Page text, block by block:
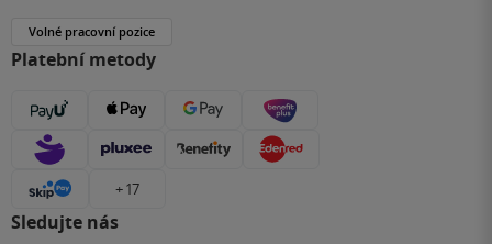
Volné pracovní pozice
Platební metody
+ 17
Sledujte nás